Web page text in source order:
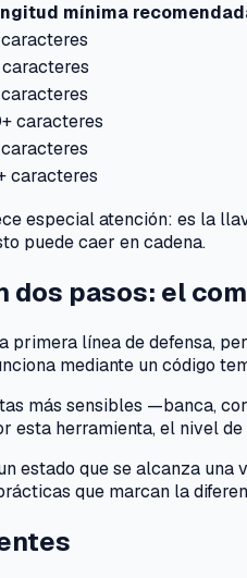
mínima
caracteres
caracteres
caracteres
especial atención: es la
puede caer en cadena.
dos pasos: el
primera línea de defensa,
mediante un código
más sensibles —banca,
esta herramienta, el nivel
estado que se alcanza
que marcan la